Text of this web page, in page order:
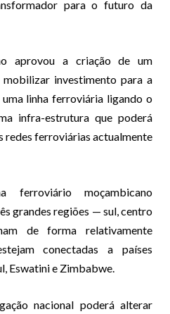
para o futuro da
aprovou a criação de um
investimento para a
linha ferroviária ligando o
infra-estrutura que poderá
redes ferroviárias actualmente
ferroviário moçambicano
grandes regiões — sul, centro
de forma relativamente
conectadas a países
Eswatini e Zimbabwe.
nacional poderá alterar